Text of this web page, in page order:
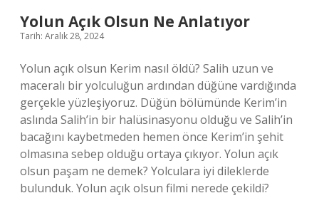
Yolun Açık Olsun Ne Anlatıyor
Tarih: Aralık 28, 2024
Yolun açık olsun Kerim nasıl öldü? Salih uzun ve
maceralı bir yolculuğun ardından düğüne vardığında
gerçekle yüzleşiyoruz. Düğün bölümünde Kerim’in
aslında Salih’in bir halüsinasyonu olduğu ve Salih’in
bacağını kaybetmeden hemen önce Kerim’in şehit
olmasına sebep olduğu ortaya çıkıyor. Yolun açık
olsun paşam ne demek? Yolculara iyi dileklerde
bulunduk. Yolun açık olsun filmi nerede çekildi?